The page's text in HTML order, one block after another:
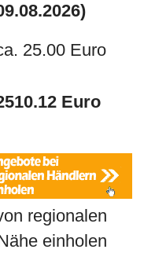
25.00 Euro
Euro
regionalen
einholen